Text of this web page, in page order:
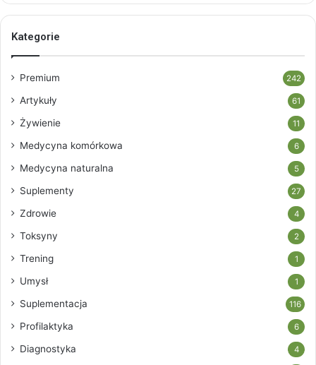
Kategorie
Premium 242
Artykuły 61
Żywienie 11
Medycyna komórkowa 6
Medycyna naturalna 5
Suplementy 27
Zdrowie 4
Toksyny 2
Trening 1
Umysł 1
Suplementacja 116
Profilaktyka 6
Diagnostyka 4